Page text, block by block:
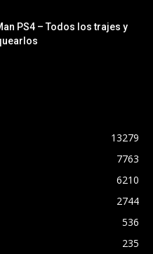
PS4 – Todos los trajes y
13279
7763
6210
2744
536
235